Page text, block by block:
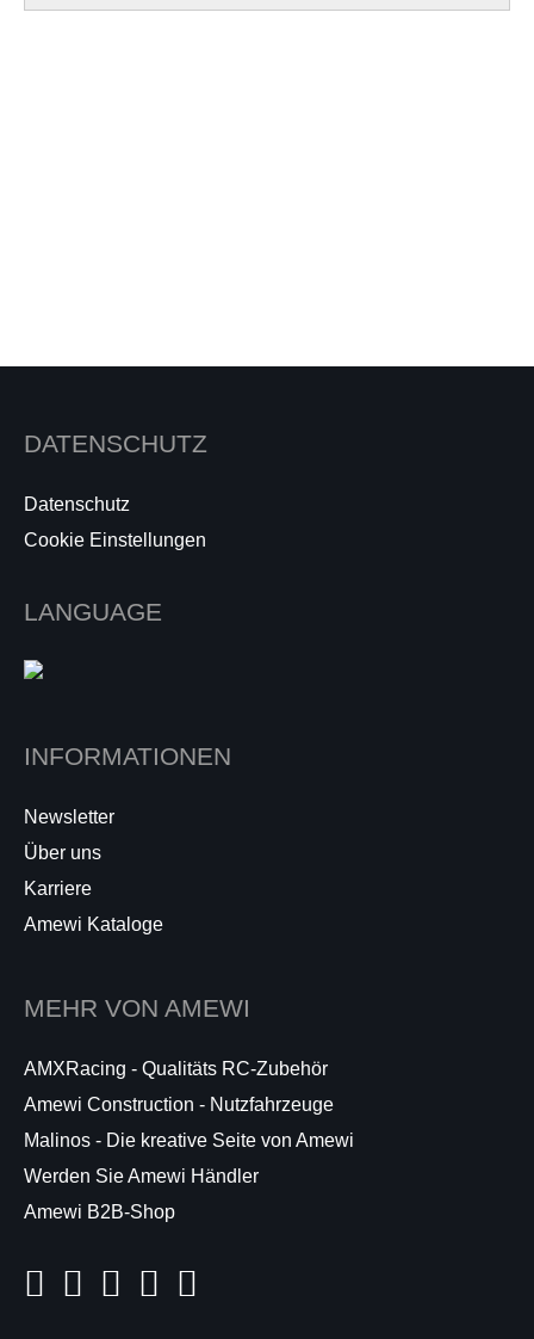
DATENSCHUTZ
Datenschutz
Cookie Einstellungen
LANGUAGE
INFORMATIONEN
Newsletter
Über uns
Karriere
Amewi Kataloge
MEHR VON AMEWI
AMXRacing - Qualitäts RC-Zubehör
Amewi Construction - Nutzfahrzeuge
Malinos - Die kreative Seite von Amewi
Werden Sie Amewi Händler
Amewi B2B-Shop